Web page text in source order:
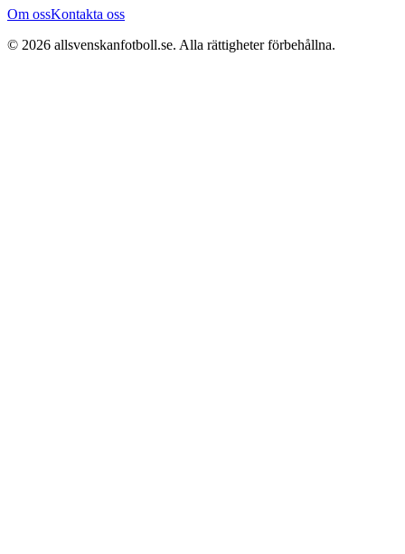
Om ossKontakta oss
© 2026 allsvenskanfotboll.se. Alla rättigheter förbehållna.